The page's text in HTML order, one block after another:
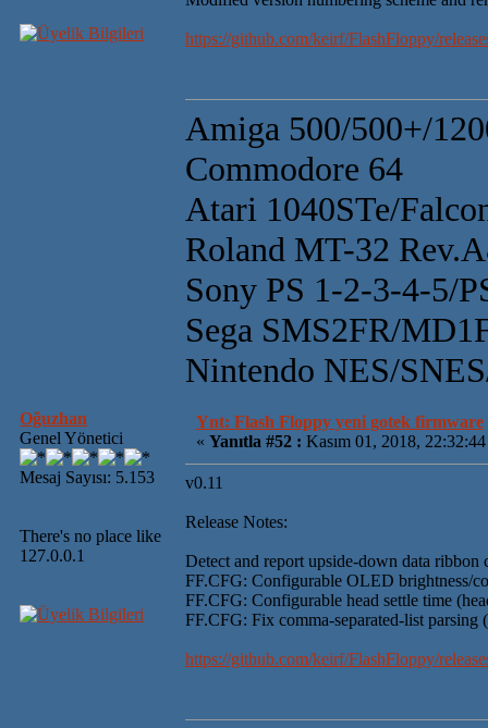
https://github.com/keirf/FlashFloppy/
Amiga 500/500+/
Commodore 64
Atari 1040STe/
Roland MT-32
Sony PS 1-2-3-4-5/
Sega SMS2FR/
Nintendo NES/
Oğuzhan
Genel Yönetici
Mesaj Sayısı: 5.153
There's no place like
127.0.0.1
Ynt: Flash Floppy yeni gotek firmware
« Yanıtla #52 : Kasım 01, 2018,
v0.11
Release Notes:
Detect and report upside-down data ribbon
FF.CFG: Configurable OLED brightness/
FF.CFG: Configurable head settle time
FF.CFG: Fix comma-separated-list parsing
https://github.com/keirf/FlashFloppy/